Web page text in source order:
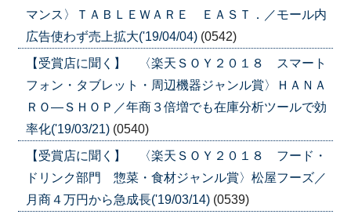
マンス〉ＴＡＢＬＥＷＡＲＥ ＥＡＳＴ．／モール内
広告使わず売上拡大('19/04/04) (0542)
【受賞店に聞く】 〈楽天ＳＯＹ２０１８ スマート
フォン・タブレット・周辺機器ジャンル賞〉ＨＡＮＡ
ＲＯ―ＳＨＯＰ／年商３倍増でも在庫分析ツールで効
率化('19/03/21) (0540)
【受賞店に聞く】 〈楽天ＳＯＹ２０１８ フード・
ドリンク部門 惣菜・食材ジャンル賞〉松屋フーズ／
月商４万円から急成長('19/03/14) (0539)